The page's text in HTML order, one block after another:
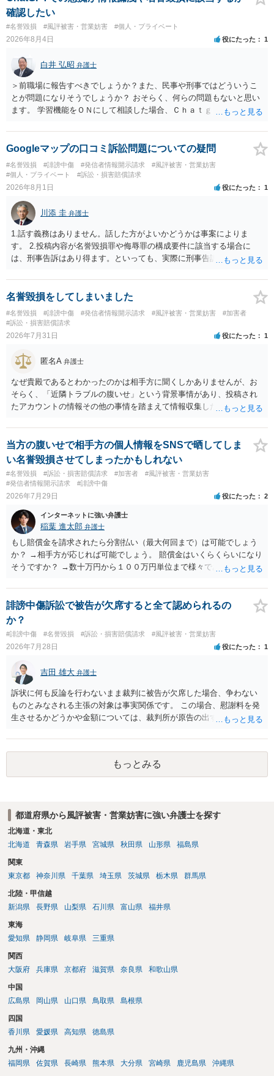
確認したい
#名誉毀損 #風評被害・営業妨害 #個人・プライベート
2026年8月4日 役にたった 1
白井 弘昭 弁護士
＞前職場に報告すべきでしょうか？また、民事や刑事ではどういうこ
とが問題になりそうでしょうか？ おそらく、何らの問題もないと思い
ます。 学習機能をＯＮにして相談した場合、Ｃｈａｔｇｐｔがｏｐｅ
する可能性がありますが、個人名や会社名を特定していない限り、一
般論として抽象化されて回答に織り込まれる可能性が生じるにすぎま
せんので、その情報自体が、秘密情報に当たるとは思えませんし、名
誉棄損として、個人や会社に対する誹謗中傷の不特定多数への公開に
当たるとも思われません。 もちろん、誰がその内容をｃｈａｔｇｐｔ
をせずに書き込んだことで（おそらく特定して書き込んだとして
も）、相談者さんが刑事民事の責任に問われることはないでしょう。
私見ながらご参考まで。
Googleマップの口コミ訴訟問題についての疑問
#名誉毀損 #誹謗中傷 #発信者情報開示請求
#風評被害・営業妨害
#個人・プライベート
#訴訟・損害賠償請求
2026年8月1日 役にたった 1
川添 圭 弁護士
1.話す義務はありません。話した方がよいかどうかは事案によりま
す。 2.投稿内容が名誉毀損罪や侮辱罪の構成要件に該当する場合に
は、刑事告訴はあり得ます。といっても、実際に刑事告訴に動くかど
です。Googleは電話番号の開示請求もできることが多いので、少しで
も特定可能になるよう、複数ルートで開示請求が行われることが多い
です。さらにいえば、利用者からの口コミ投稿の場合、開示請求者は
ある程度対象者を特定できている（ただし証拠による裏付けか必要な
ので発信者情報開示請求をする）というケースが比較的多いと思われ
名誉毀損をしてしまいました
#名誉毀損 #誹謗中傷 #発信者情報開示請求 #風評被害・営業妨害
#加害者
#訴訟・損害賠償請求
2026年7月31日 役にたった 1
匿名A 弁護士
なぜ貴殿であるとわかったのかは相手方に聞くしかありませんが、お
そらく、「近隣トラブルの腹いせ」という背景事情があり、投稿され
たアカウントの情報その他の事情を踏まえて情報収集した結果、この
貴殿が投稿した事実を認めてしまったことで「答え合わせ」になって
しまったのではないでしょうか。 相手方の動きについても、相手方次
第ですので何とも言えません。公開の場で回答するには情報が乏し
く、ここで詳細を明らかにすることは事案の特定に繋がってしまうの
で、弁護士へ直接相談した方がよいです。
当方の腹いせで相手方の個人情報をSNSで晒してしま
い名誉毀損させてしまったかもしれない
#名誉毀損 #訴訟・損害賠償請求 #加害者
#風評被害・営業妨害
#発信者情報開示請求
#誹謗中傷
2026年7月29日 役にたった 2
インターネットに強い弁護士
稲葉 進太郎 弁護士
もし賠償金を請求されたら分割払い（最大何回まで）は可能でしょう
か？ →相手方が応じれば可能でしょう。 賠償金はいくらくらいになり
そうですか？ →数十万円から１００万円単位まで様々であり、不明で
渉が行われ、双方合意に至れば支払が開始され、決裂して相手方が訴
訟提起を選択すれば訴訟の中で解決がなされる流れが通常です。
誹謗中傷訴訟で被告が欠席すると全て認められるの
か？
#誹謗中傷 #名誉毀損 #訴訟・損害賠償請求 #風評被害・営業妨害
2026年7月28日 役にたった 1
吉田 雄大 弁護士
訴状に何も反論を行わないまま裁判に被告が欠席した場合、争わない
ものとみなされる主張の対象は事実関係です。 この場合、慰謝料を発
生させるかどうかや金額については、裁判所が原告の出す証拠に基づ
いは判決の額が0円となることも、可能性としてはありえます。
もっとみる
都道府県から風評被害・営業妨害に強い弁護士を探す
北海道・東北
北海道
青森県 岩手県 宮城県 秋田県 山形県 福島県
関東
東京都
神奈川県 千葉県 埼玉県 茨城県 栃木県 群馬県
北陸・甲信越
新潟県
長野県 山梨県 石川県 富山県 福井県
東海
愛知県
静岡県 岐阜県 三重県
関西
大阪府
兵庫県 京都府 滋賀県 奈良県 和歌山県
中国
広島県
岡山県 山口県 鳥取県 島根県
四国
香川県
愛媛県 高知県 徳島県
九州・沖縄
福岡県
佐賀県 長崎県 熊本県 大分県 宮崎県 鹿児島県 沖縄県